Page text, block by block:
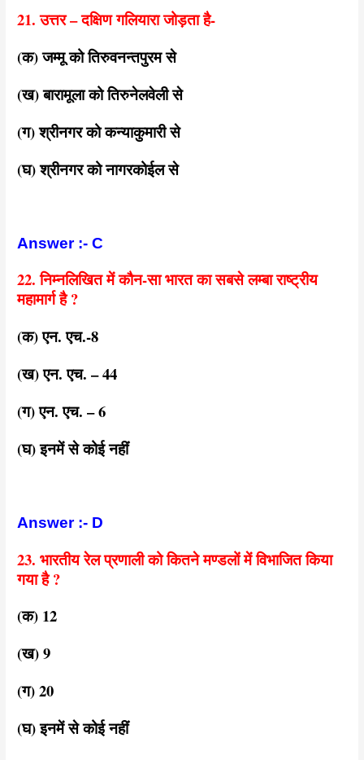
21. उत्तर – दक्षिण गलियारा जोड़ता है-
(क) जम्मू को तिरुवनन्तपुरम से
(ख) बारामूला को तिरुनेलवेली से
(ग) श्रीनगर को कन्याकुमारी से
(घ) श्रीनगर को नागरकोईल से
Answer :- C
22. निम्नलिखित में कौन-सा भारत का सबसे लम्बा राष्ट्रीय
महामार्ग है ?
(क) एन. एच.-8
(ख) एन. एच. – 44
(ग) एन. एच. – 6
(घ) इनमें से कोई नहीं
Answer :- D
23. भारतीय रेल प्रणाली को कितने मण्डलों में विभाजित किया
गया है ?
(क) 12
(ख) 9
(ग) 20
(घ) इनमें से कोई नहीं